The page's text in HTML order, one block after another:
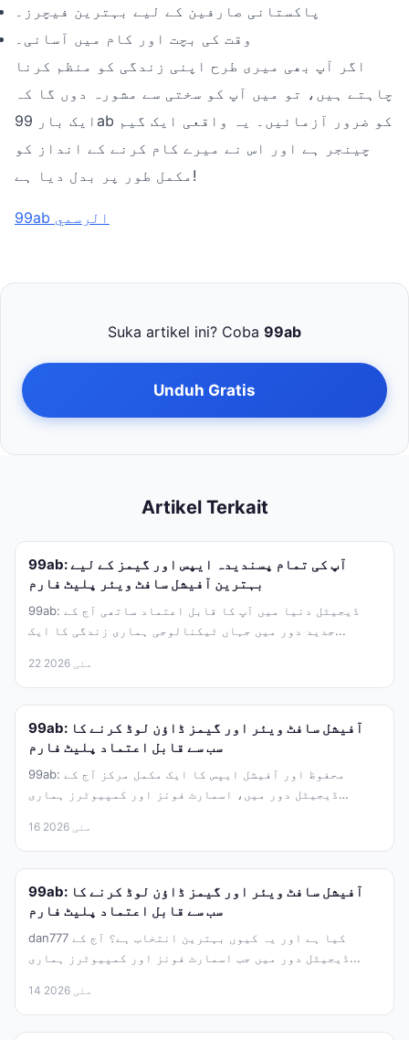
پاکستانی صارفین کے لیے بہترین فیچرز۔
وقت کی بچت اور کام میں آسانی۔
اگر آپ بھی میری طرح اپنی زندگی کو منظم کرنا
چاہتے ہیں، تو میں آپ کو سختی سے مشورہ دوں گا کہ
ایک بار 99ab کو ضرور آزمائیں۔ یہ واقعی ایک گیم
چینجر ہے اور اس نے میرے کام کرنے کے انداز کو
مکمل طور پر بدل دیا ہے!
99ab الرسمي
Suka artikel ini? Coba 99ab
Unduh Gratis
Artikel Terkait
99ab: آپ کی تمام پسندیدہ ایپس اور گیمز کے لیے
بہترین آفیشل سافٹ ویئر پلیٹ فارم
99ab: ڈیجیٹل دنیا میں آپ کا قابل اعتماد ساتھی آج کے
جدید دور میں جہاں ٹیکنالوجی ہماری زندگی کا ایک...
22 مئی 2026
99ab: آفیشل سافٹ ویئر اور گیمز ڈاؤن لوڈ کرنے کا
سب سے قابل اعتماد پلیٹ فارم
99ab: محفوظ اور آفیشل ایپس کا ایک مکمل مرکز آج کے
ڈیجیٹل دور میں، اسمارٹ فونز اور کمپیوٹرز ہماری
16 مئی 2026
99ab: آفیشل سافٹ ویئر اور گیمز ڈاؤن لوڈ کرنے کا
سب سے قابل اعتماد پلیٹ فارم
dan777 کیا ہے اور یہ کیوں بہترین انتخاب ہے؟ آج کے
ڈیجیٹل دور میں جب اسمارٹ فونز اور کمپیوٹرز ہماری...
14 مئی 2026